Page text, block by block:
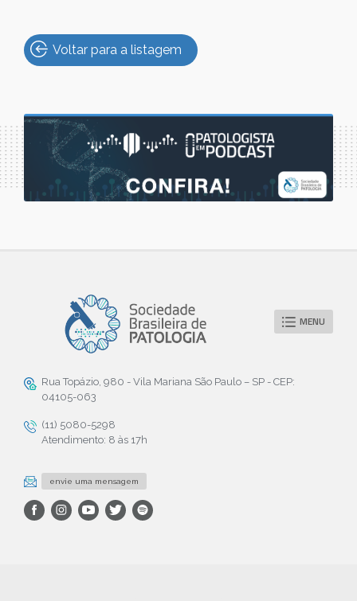
Voltar para a listagem
MENU
Rua Topázio, 980 - Vila Mariana São Paulo – SP - CEP:
04105-063
(11) 5080-5298
Atendimento: 8 às 17h
envie uma mensagem